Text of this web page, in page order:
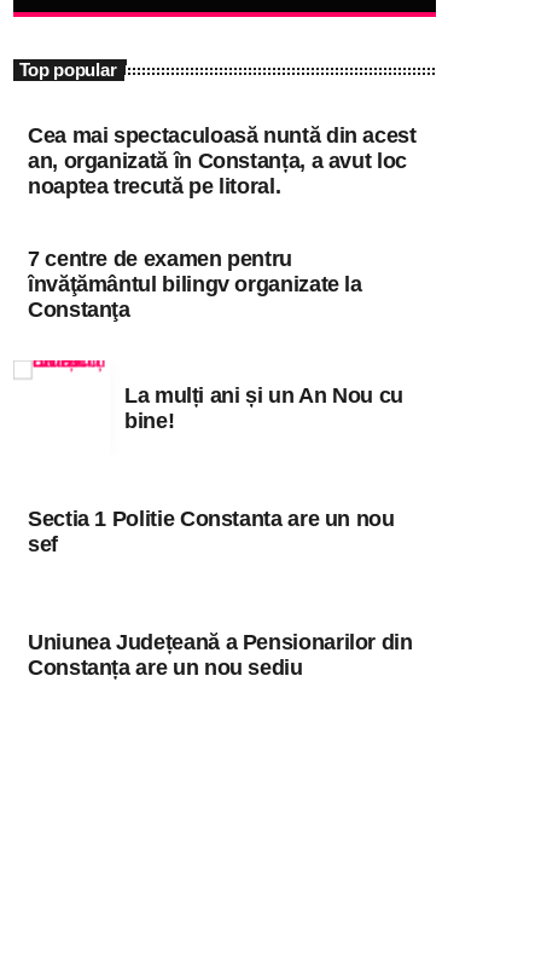
180 în FM
Informațiile actuale și muzica momentului
Top popular
Cea mai spectaculoasă nuntă din acest
an, organizată în Constanța, a avut loc
noaptea trecută pe litoral.
7 centre de examen pentru
învăţământul bilingv organizate la
Constanţa
La mulți ani și un An Nou cu
bine!
Sectia 1 Politie Constanta are un nou
sef
Uniunea Județeană a Pensionarilor din
Constanța are un nou sediu